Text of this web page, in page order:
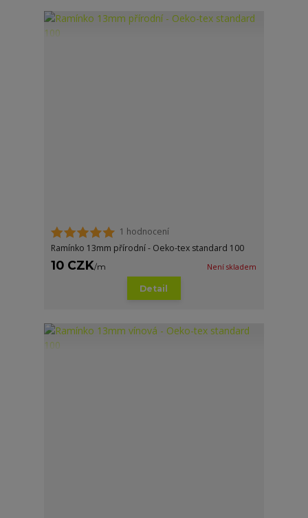
1 hodnocení
Ramínko 13mm přírodní - Oeko-tex standard 100
10 CZK/m Není skladem
Detail